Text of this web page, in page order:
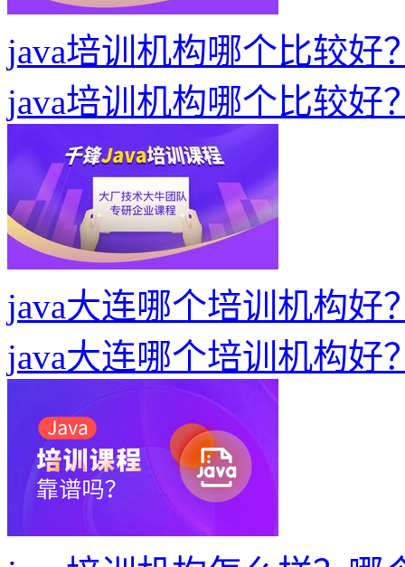
java培训机构哪个比较好
java培训机构哪个比较好
java大连哪个培训机构好
java大连哪个培训机构好